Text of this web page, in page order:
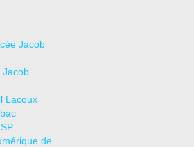
Jacob
Jacob
Lacoux
de